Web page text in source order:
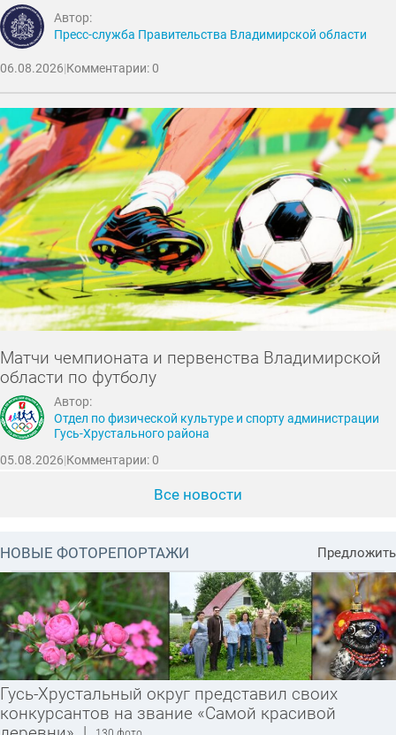
Автор:
Пресс-служба Правительства Владимирской области
06.08.2026|Комментарии: 0
Матчи чемпионата и первенства Владимирской
области по футболу
Автор:
Отдел по физической культуре и спорту администрации
Гусь-Хрустального района
05.08.2026|Комментарии: 0
Все новости
НОВЫЕ ФОТОРЕПОРТАЖИ Предложить
Гусь-Хрустальный округ представил своих
конкурсантов на звание «Самой красивой